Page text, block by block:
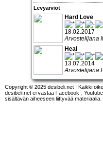
Levyarviot
Hard Love
18.02.2017
Arvostelijana
Heal
13.07.2014
Arvostelijana
Copyright © 2025 desibeli.net | Kaikki
desibeli.net ei vastaa Facebook-,
sisältävän aiheeseen liittyvää materiaalia.